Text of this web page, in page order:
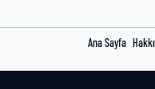
Ana Sayfa